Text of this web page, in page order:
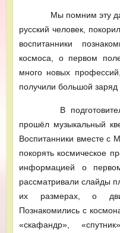
Мы помним эту дату
русский человек,
воспитанники
космоса, о первом
много новых
получили большой
В
прошёл музыкальный
Воспитанники вместе с
покорять космическое
информацией о
рассматривали слайды
их размерах, о
Познакомились с
«скафандр»,